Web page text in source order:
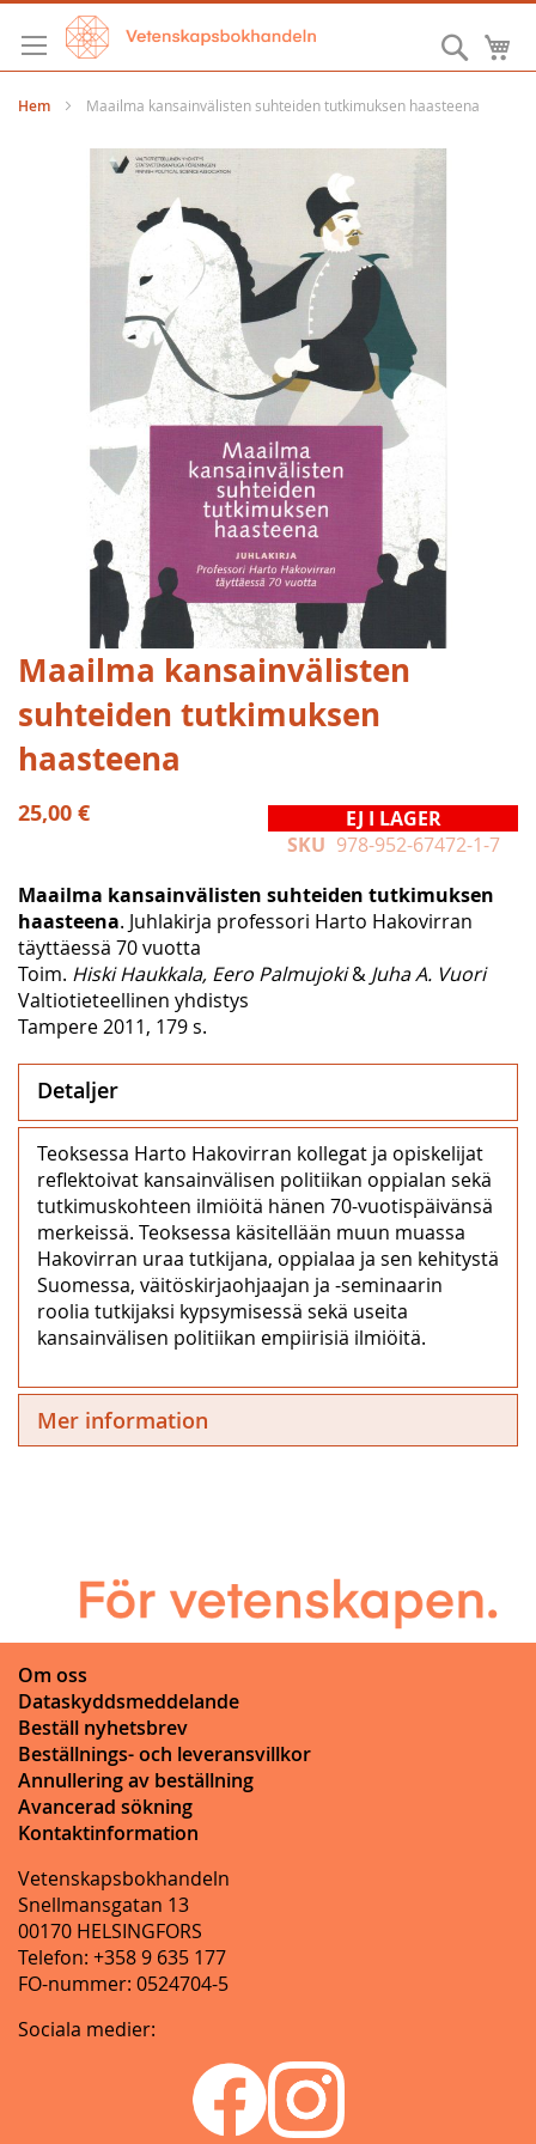
Hoppa
till
innehållet
Sök
Hem Maailma kansainvälisten suhteiden tutkimuksen haasteena
bildgalleriet
Hoppa
till
början
bildgalleriet
Maailma kansainvälisten
suhteiden tutkimuksen
haasteena
25,00 €
EJ I LAGER
SKU 978-952-67472-1-7
Maailma kansainvälisten suhteiden tutkimuksen
haasteena. Juhlakirja professori Harto Hakovirran
täyttäessä 70 vuotta
Toim. Hiski Haukkala, Eero Palmujoki& Juha A. Vuori
Valtiotieteellinen yhdistys
Tampere 2011, 179 s.
Detaljer
Teoksessa Harto Hakovirran kollegat ja opiskelijat
reflektoivat kansainvälisen politiikan oppialan sekä
tutkimuskohteen ilmiöitä hänen 70-vuotispäivänsä
merkeissä. Teoksessa käsitellään muun muassa
Hakovirran uraa tutkijana, oppialaa ja sen kehitystä
Suomessa, väitöskirjaohjaajan ja -seminaarin
roolia tutkijaksi kypsymisessä sekä useita
kansainvälisen politiikan empiirisiä ilmiöitä.
Mer information
Om oss
Dataskyddsmeddelande
Beställ nyhetsbrev
Beställnings- och leveransvillkor
Annullering av beställning
Avancerad sökning
Kontaktinformation
Vetenskapsbokhandeln
Snellmansgatan 13
00170 HELSINGFORS
Telefon: +358 9 635 177
FO-nummer: 0524704-5
Sociala medier: